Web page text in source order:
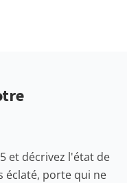
et décrivez l'état de
éclaté, porte qui ne